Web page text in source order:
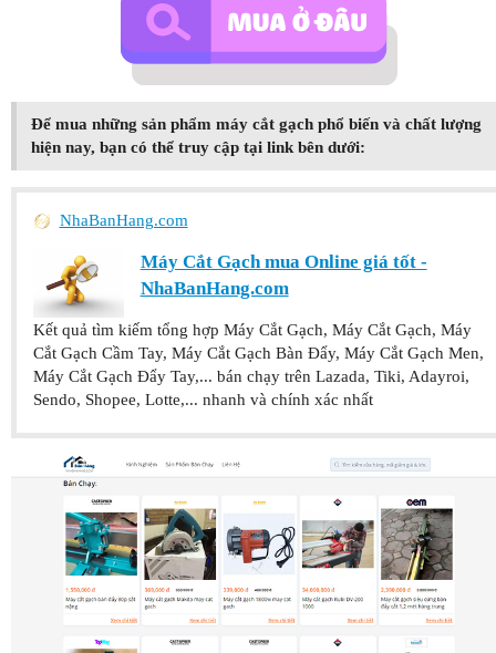
Để mua những sản phẩm máy cắt gạch phổ biến và chất lượng
hiện nay, bạn có thể truy cập tại link bên dưới:
NhaBanHang.com
Máy Cắt Gạch mua Online giá tốt -
NhaBanHang.com
Kết quả tìm kiếm tổng hợp Máy Cắt Gạch, Máy Cắt Gạch, Máy
Cắt Gạch Cầm Tay, Máy Cắt Gạch Bàn Đẩy, Máy Cắt Gạch Men,
Máy Cắt Gạch Đẩy Tay,... bán chạy trên Lazada, Tiki, Adayroi,
Sendo, Shopee, Lotte,... nhanh và chính xác nhất